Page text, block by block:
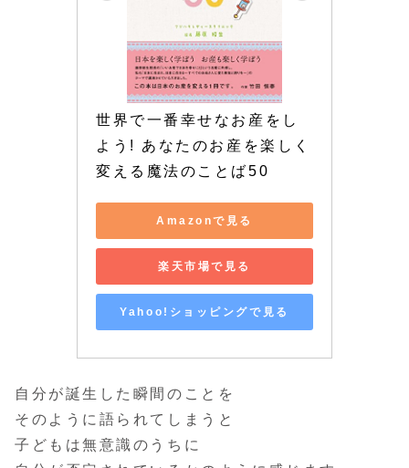
世界で一番幸せなお産をし
よう! あなたのお産を楽しく
変える魔法のことば50
Amazonで見る
楽天市場で見る
Yahoo!ショッピングで見る
自分が誕生した瞬間のことを
そのように語られてしまうと
子どもは無意識のうちに